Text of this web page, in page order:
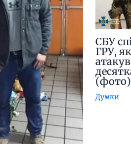
СБУ
ГРУ,
(фото)
Думки